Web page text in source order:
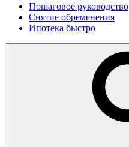
Пошаговое руководство
Снятие обременения
Ипотека быстро